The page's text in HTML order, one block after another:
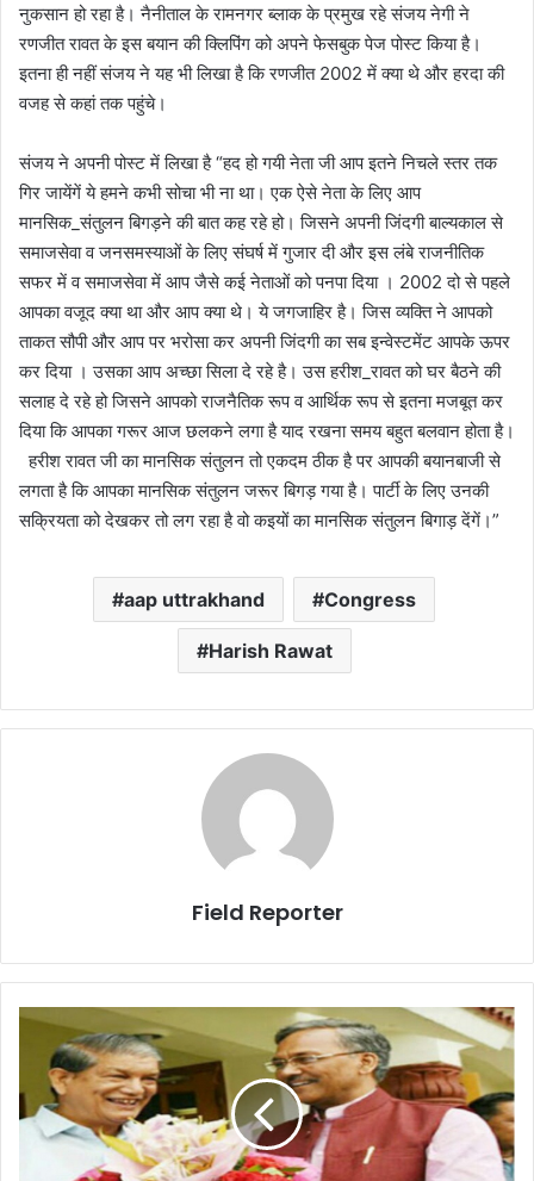
नुकसान हो रहा है। नैनीताल के रामनगर ब्लाक के प्रमुख रहे संजय नेगी ने
रणजीत रावत के इस बयान की क्लिपिंग को अपने फेसबुक पेज पोस्ट किया है।
इतना ही नहीं संजय ने यह भी लिखा है कि रणजीत 2002 में क्या थे और हरदा की
वजह से कहां तक पहुंचे।
संजय ने अपनी पोस्ट में लिखा है “हद हो गयी नेता जी आप इतने निचले स्तर तक
गिर जायेंगें ये हमने कभी सोचा भी ना था। एक ऐसे नेता के लिए आप
मानसिक_संतुलन बिगड़ने की बात कह रहे हो। जिसने अपनी जिंदगी बाल्यकाल से
समाजसेवा व जनसमस्याओं के लिए संघर्ष में गुजार दी और इस लंबे राजनीतिक
सफर में व समाजसेवा में आप जैसे कई नेताओं को पनपा दिया । 2002 दो से पहले
आपका वजूद क्या था और आप क्या थे। ये जगजाहिर है। जिस व्यक्ति ने आपको
ताकत सौपी और आप पर भरोसा कर अपनी जिंदगी का सब इन्वेस्टमेंट आपके ऊपर
कर दिया । उसका आप अच्छा सिला दे रहे है। उस हरीश_रावत को घर बैठने की
सलाह दे रहे हो जिसने आपको राजनैतिक रूप व आर्थिक रूप से इतना मजबूत कर
दिया कि आपका गरूर आज छलकने लगा है याद रखना समय बहुत बलवान होता है।
हरीश रावत जी का मानसिक संतुलन तो एकदम ठीक है पर आपकी बयानबाजी से
लगता है कि आपका मानसिक संतुलन जरूर बिगड़ गया है। पार्टी के लिए उनकी
सक्रियता को देखकर तो लग रहा है वो कइयों का मानसिक संतुलन बिगाड़ देंगें।”
aap uttrakhand Congress
Harish Rawat
Field Reporter
हरदा
अंदाज
में